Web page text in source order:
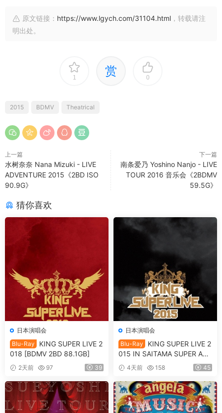
原文链接： https://www.lgych.com/31104.html ，转载请注
明出处。
1 赏 0
2015 BDMV Theatrical
上一篇
水树奈奈 Nana Mizuki - LIVE
ADVENTURE 2015《2BD ISO
90.9G》
下一篇
南条爱乃 Yoshino Nanjo - LIVE
TOUR 2016 音乐会《2BDMV
59.5G》
猜你喜欢
日本演唱会
Blu-Ray
KING SUPER LIVE 2
018 [BDMV 2BD 88.1GB]
2天前 97 39
日本演唱会
Blu-Ray
KING SUPER LIVE 2
015 IN SAITAMA SUPER ARE
NA [BDMV 90.9GB]
4天前 158 45